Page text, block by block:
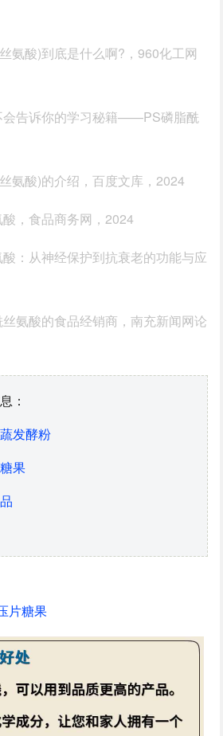
氨酸)到底是什么啊?，960化工网
会告诉你的学习秘籍——PS磷脂酰
氨酸)的介绍，百度文库，2024
酸，食品商务网，2024
酸：从神经保护到抗衰老的功能与应
丝氨酸的食品经销商，南充新闻网论
：
发酵粉
果
片糖果